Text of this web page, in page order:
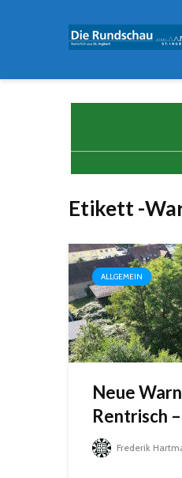
Etikett -
ALLGEMEIN
Neue
Rentrisch
Frederik